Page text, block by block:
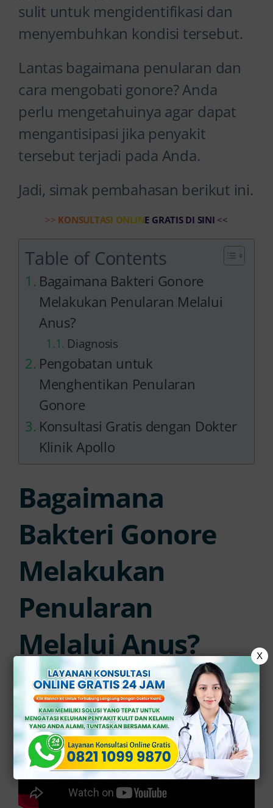
sulit untuk mengidentifikasi dan
menyembuhkan kondisi tersebut.
Lantas bagaimana penularan dan
cara mengobati gonore? Anda
perlu mengetahuinya agar dapat
mengantisipasi jika penyakit
tersebut terjadi pada Anda.
Jadi, simak pembahasan berikut ini.
>> KONSULTASI ONLINE GRATIS DI SINI <<
Table of Contents
Bagaimana Bakteri Gonore
Melakukan Penularan Melalui
Anus?
Diagnosis
Pengobatan untuk
Menghentikan Penularan
Gonore
Konsultasi Gratis dengan Dokter
Klinik Apollo
Bagaimana
Bakteri Gonore
Melakukan
Penularan
Melalui Anus?
X